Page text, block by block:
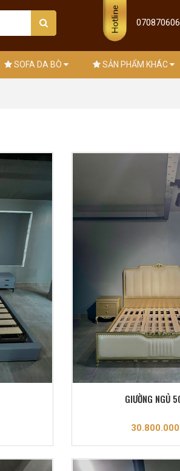
SOFA DA BÒ SẢN PHẨM KHÁC
GIƯỜNG NGỦ